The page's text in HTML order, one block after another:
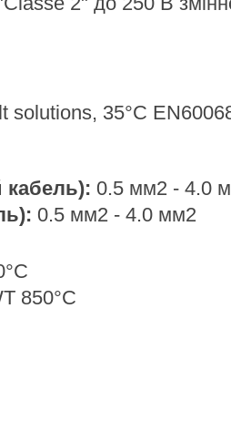
solutions, 35°C
кабель): 0.5 мм2 - 4.0
0.5 мм2 - 4.0 мм2
850°C